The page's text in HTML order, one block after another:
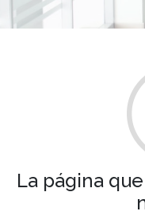
La página